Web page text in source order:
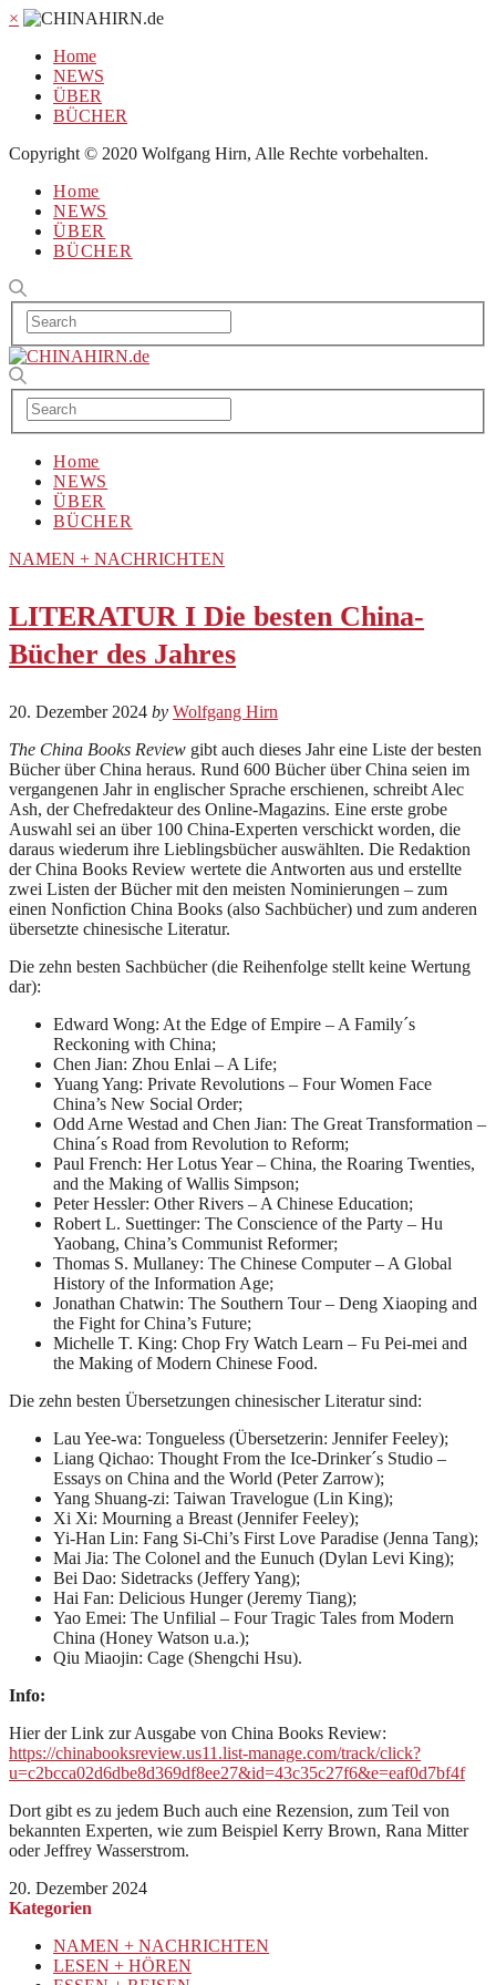
×
Home
NEWS
ÜBER
BÜCHER
Copyright © 2020 Wolfgang Hirn, Alle Rechte vorbehalten.
Home
NEWS
ÜBER
BÜCHER
Home
NEWS
ÜBER
BÜCHER
NAMEN + NACHRICHTEN
LITERATUR I Die besten China-
Bücher des Jahres
20. Dezember 2024 by Wolfgang Hirn
The China Books Review gibt auch dieses Jahr eine Liste der besten
Bücher über China heraus. Rund 600 Bücher über China seien im
vergangenen Jahr in englischer Sprache erschienen, schreibt Alec
Ash, der Chefredakteur des Online-Magazins. Eine erste grobe
Auswahl sei an über 100 China-Experten verschickt worden, die
daraus wiederum ihre Lieblingsbücher auswählten. Die Redaktion
der China Books Review wertete die Antworten aus und erstellte
zwei Listen der Bücher mit den meisten Nominierungen – zum
einen Nonfiction China Books (also Sachbücher) und zum anderen
übersetzte chinesische Literatur.
Die zehn besten Sachbücher (die Reihenfolge stellt keine Wertung
dar):
Edward Wong: At the Edge of Empire – A Family´s
Reckoning with China;
Chen Jian: Zhou Enlai – A Life;
Yuang Yang: Private Revolutions – Four Women Face
China’s New Social Order;
Odd Arne Westad and Chen Jian: The Great Transformation –
China´s Road from Revolution to Reform;
Paul French: Her Lotus Year – China, the Roaring Twenties,
and the Making of Wallis Simpson;
Peter Hessler: Other Rivers – A Chinese Education;
Robert L. Suettinger: The Conscience of the Party – Hu
Yaobang, China’s Communist Reformer;
Thomas S. Mullaney: The Chinese Computer – A Global
History of the Information Age;
Jonathan Chatwin: The Southern Tour – Deng Xiaoping and
the Fight for China’s Future;
Michelle T. King: Chop Fry Watch Learn – Fu Pei-mei and
the Making of Modern Chinese Food.
Die zehn besten Übersetzungen chinesischer Literatur sind:
Lau Yee-wa: Tongueless (Übersetzerin: Jennifer Feeley);
Liang Qichao: Thought From the Ice-Drinker´s Studio –
Essays on China and the World (Peter Zarrow);
Yang Shuang-zi: Taiwan Travelogue (Lin King);
Xi Xi: Mourning a Breast (Jennifer Feeley);
Yi-Han Lin: Fang Si-Chi’s First Love Paradise (Jenna Tang);
Mai Jia: The Colonel and the Eunuch (Dylan Levi King);
Bei Dao: Sidetracks (Jeffery Yang);
Hai Fan: Delicious Hunger (Jeremy Tiang);
Yao Emei: The Unfilial – Four Tragic Tales from Modern
China (Honey Watson u.a.);
Qiu Miaojin: Cage (Shengchi Hsu).
Info:
Hier der Link zur Ausgabe von China Books Review:
https://chinabooksreview.us11.list-manage.com/track/click?
u=c2bcca02d6dbe8d369df8ee27&id=43c35c27f6&e=eaf0d7bf4f
Dort gibt es zu jedem Buch auch eine Rezension, zum Teil von
bekannten Experten, wie zum Beispiel Kerry Brown, Rana Mitter
oder Jeffrey Wasserstrom.
20. Dezember 2024
Kategorien
NAMEN + NACHRICHTEN
LESEN + HÖREN